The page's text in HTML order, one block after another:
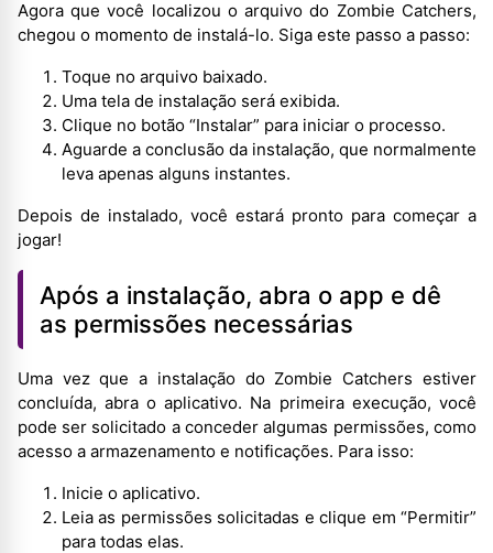
Agora que você localizou o arquivo do Zombie Catchers,
chegou o momento de instalá-lo. Siga este passo a passo:
Toque no arquivo baixado.
Uma tela de instalação será exibida.
Clique no botão “Instalar” para iniciar o processo.
Aguarde a conclusão da instalação, que normalmente
leva apenas alguns instantes.
Depois de instalado, você estará pronto para começar a
jogar!
Após a instalação, abra o app e dê
as permissões necessárias
Uma vez que a instalação do Zombie Catchers estiver
concluída, abra o aplicativo. Na primeira execução, você
pode ser solicitado a conceder algumas permissões, como
acesso a armazenamento e notificações. Para isso:
Inicie o aplicativo.
Leia as permissões solicitadas e clique em “Permitir”
para todas elas.